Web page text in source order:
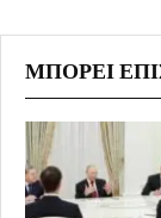
ΜΠΟΡΕΊ